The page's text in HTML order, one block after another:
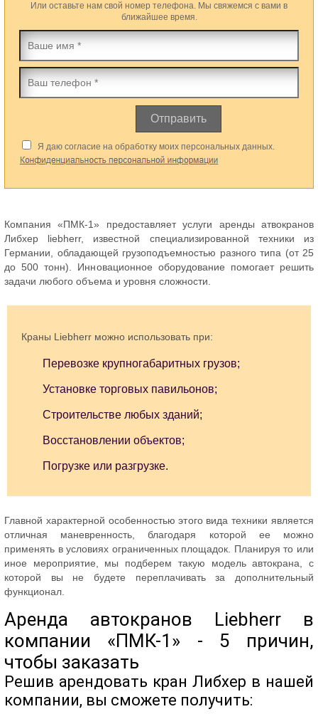
Или оставьте нам свой номер телефона. Мы свяжемся с вами в
ближайшее время.
Отправить
Компания «ПМК-1» предоставляет услуги аренды атвокранов
Либхер liebherr, известной специализированной техники из
Германии, обладающей грузоподъемностью разного типа (от 25
до 500 тонн). Инновационное оборудование помогает решить
задачи любого объема и уровня сложности.
Краны Liebherr можно использовать при:
Перевозке крупногабаритных грузов;
Установке торговых павильонов;
Строительстве любых зданий;
Восстановлении объектов;
Погрузке или разгрузке.
Главной характерной особенностью этого вида техники является
отличная маневренность, благодаря которой ее можно
применять в условиях ограниченных площадок. Планируя то или
иное мероприятие, мы подберем такую модель автокрана, с
которой вы не будете переплачивать за дополнительный
функционал.
Аренда автокранов Liebherr в
компании «ПМК-1» - 5 причин,
чтобы заказать
Решив арендовать кран Либхер в нашей
компании, вы сможете получить: